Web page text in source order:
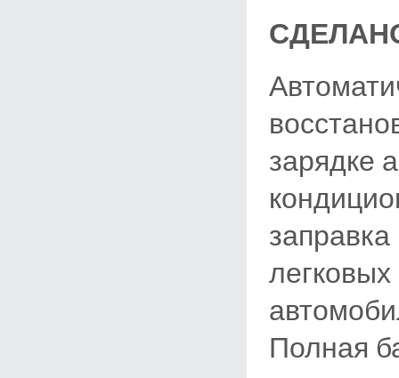
зарядке
Полная